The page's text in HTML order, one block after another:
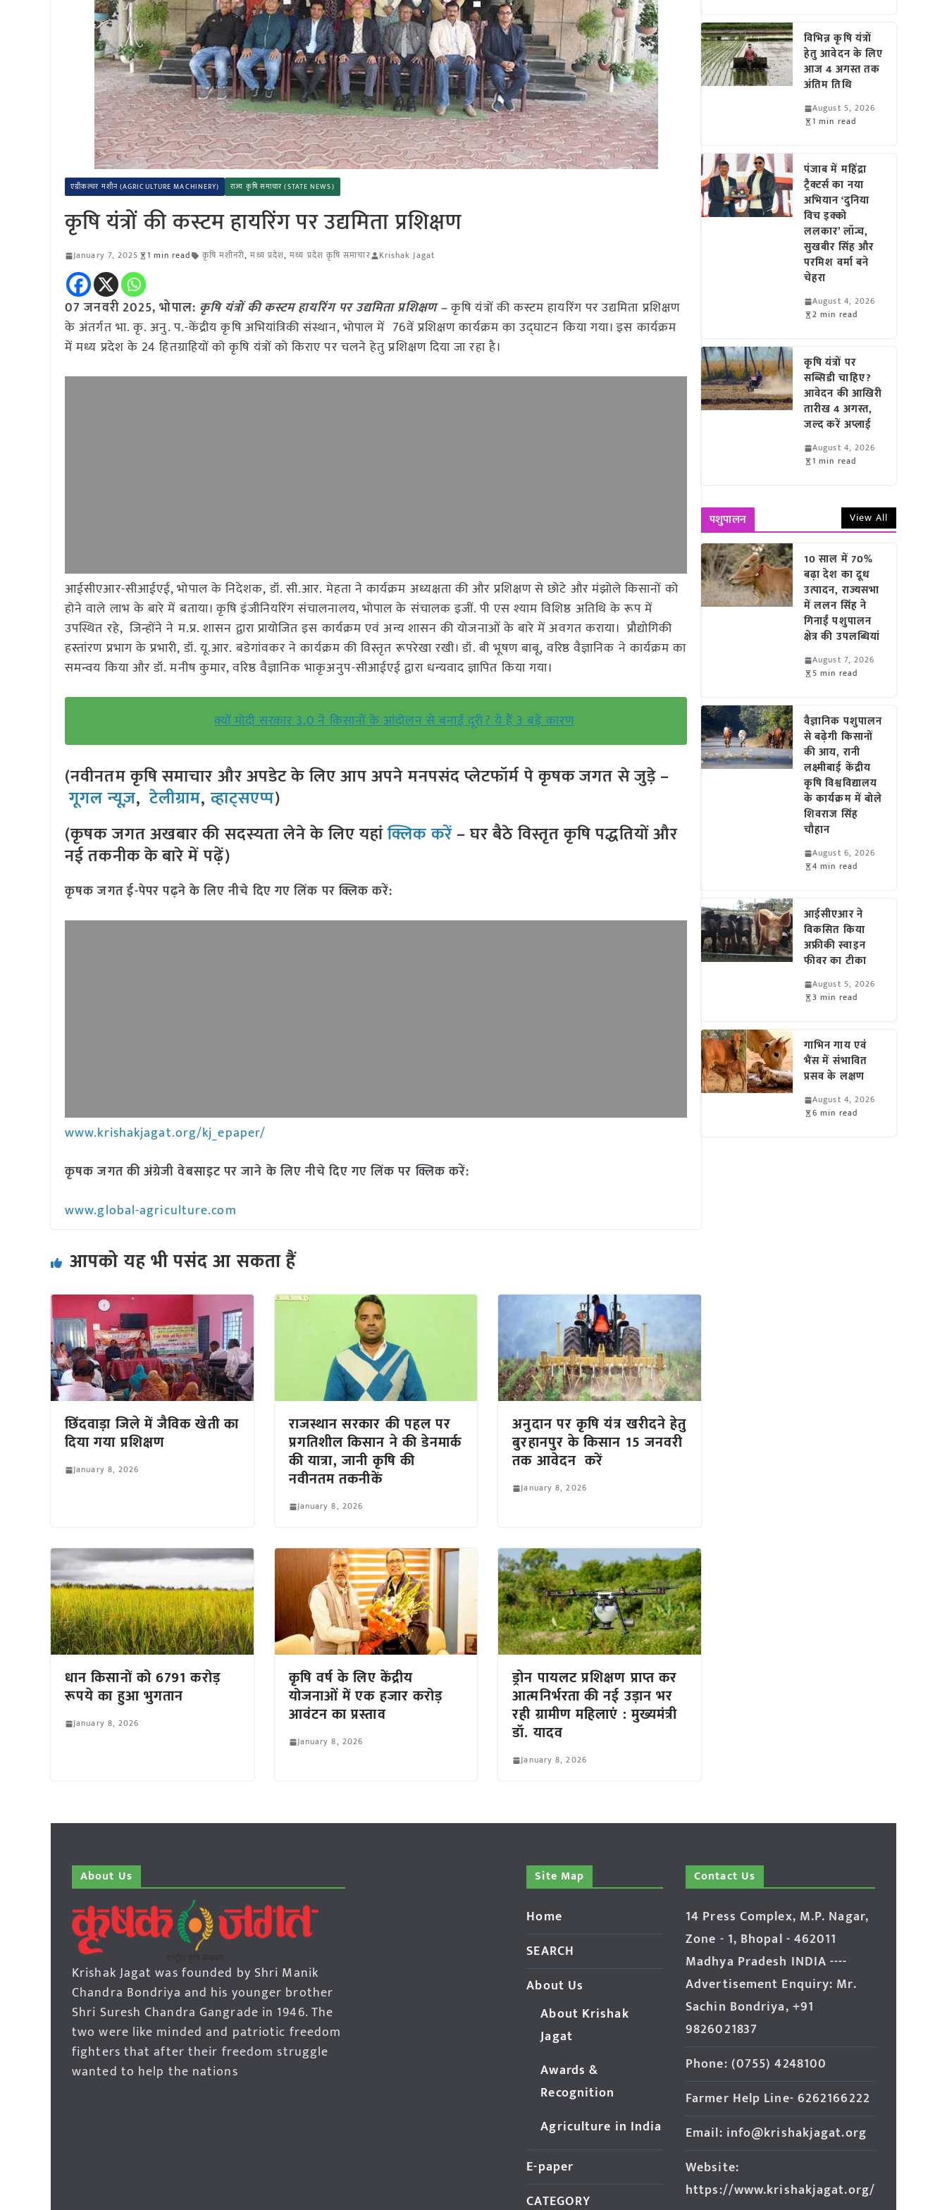
एग्रीकल्चर मशीन (AGRICULTURE MACHINERY) राज्य कृषि समाचार (STATE NEWS)
कृषि यंत्रों की कस्टम हायरिंग पर उद्यमिता प्रशिक्षण
January 7, 2025 1 min read कृषि मशीनरी,मध्य प्रदेश,मध्य प्रदेश कृषि समाचार Krishak Jagat
07 जनवरी 2025, भोपाल: कृषि यंत्रों की कस्टम हायरिंग पर उद्यमिता प्रशिक्षण –कृषि यंत्रों की कस्टम हायरिंग पर उद्यमिता प्रशिक्षण
के अंतर्गत भा. कृ. अनु. प.-केंद्रीय कृषि अभियांत्रिकी संस्थान, भोपाल में 76वें प्रशिक्षण कार्यक्रम का उद्घाटन किया गया। इस कार्यक्रम
में मध्य प्रदेश के 24 हितग्राहियों को कृषि यंत्रों को किराए पर चलने हेतु प्रशिक्षण दिया जा रहा है।
आईसीएआर-सीआईएई, भोपाल के निदेशक, डॉ. सी.आर. मेहता ने कार्यक्रम अध्यक्षता की और प्रशिक्षण से छोटे और मंझोले किसानों को
होने वाले लाभ के बारे में बताया। कृषि इंजीनियरिंग संचालनालय, भोपाल के संचालक इजीं. पी एस श्याम विशिष्ठ अतिथि के रूप में
उपस्थित रहे, जिन्होंने ने म.प्र. शासन द्वारा प्रायोजित इस कार्यक्रम एवं अन्य शासन की योजनाओं के बारे में अवगत कराया। प्रौद्योगिकी
हस्तांरण प्रभाग के प्रभारी, डॉ. यू.आर. बडेगांवकर ने कार्यक्रम की विस्तृत रूपरेखा रखी। डॉ. बी भूषण बाबू, वरिष्ठ वैज्ञानिक ने कार्यक्रम का
समन्वय किया और डॉ. मनीष कुमार, वरिष्ठ वैज्ञानिक भाकृअनुप-सीआईएई द्वारा धन्यवाद ज्ञापित किया गया।
क्यों मोदी सरकार 3.0 ने किसानों के आंदोलन से बनाई दूरी? ये हैं 3 बड़े कारण
(नवीनतम कृषि समाचार और अपडेट के लिए आप अपने मनपसंद प्लेटफॉर्म पे कृषक जगत से जुड़े –
गूगल न्यूज़,टेलीग्राम,व्हाट्सएप्प)
(कृषक जगत अखबार की सदस्यता लेने के लिए यहांक्लिक करें– घर बैठे विस्तृत कृषि पद्धतियों और
नई तकनीक के बारे में पढ़ें)
कृषक जगत ई-पेपर पढ़ने के लिए नीचे दिए गए लिंक पर क्लिक करें:
www.krishakjagat.org/kj_epaper/
कृषक जगत की अंग्रेजी वेबसाइट पर जाने के लिए नीचे दिए गए लिंक पर क्लिक करें:
www.global-agriculture.com
आपको यह भी पसंद आ सकता हैं
छिंदवाड़ा जिले में जैविक खेती का
दिया गया प्रशिक्षण
January 8, 2026
राजस्थान सरकार की पहल पर
प्रगतिशील किसान ने की डेनमार्क
की यात्रा, जानी कृषि की
नवीनतम तकनीकें
January 8, 2026
अनुदान पर कृषि यंत्र खरीदने हेतु
बुरहानपुर के किसान 15 जनवरी
तक आवेदन करें
January 8, 2026
धान किसानों को 6791 करोड़
रूपये का हुआ भुगतान
January 8, 2026
कृषि वर्ष के लिए केंद्रीय
योजनाओं में एक हजार करोड़
आवंटन का प्रस्ताव
January 8, 2026
ड्रोन पायलट प्रशिक्षण प्राप्त कर
आत्मनिर्भरता की नई उड़ान भर
रही ग्रामीण महिलाएं : मुख्यमंत्री
डॉ. यादव
January 8, 2026
विभिन्न कृषि यंत्रों
हेतु आवेदन के लिए
आज 4 अगस्त तक
अंतिम तिथि
August 5, 2026
1 min read
पंजाब में महिंद्रा
ट्रैक्टर्स का नया
अभियान ‘दुनिया
विच इक्को
ललकार’ लॉन्च,
सुखबीर सिंह और
परमिश वर्मा बने
चेहरा
August 4, 2026
2 min read
कृषि यंत्रों पर
सब्सिडी चाहिए?
आवेदन की आखिरी
तारीख 4 अगस्त,
जल्द करें अप्लाई
August 4, 2026
1 min read
पशुपालन View All
10 साल में 70%
बढ़ा देश का दूध
उत्पादन, राज्यसभा
में ललन सिंह ने
गिनाईं पशुपालन
क्षेत्र की उपलब्धियां
August 7, 2026
5 min read
वैज्ञानिक पशुपालन
से बढ़ेगी किसानों
की आय, रानी
लक्ष्मीबाई केंद्रीय
कृषि विश्वविद्यालय
के कार्यक्रम में बोले
शिवराज सिंह
चौहान
August 6, 2026
4 min read
आईसीएआर ने
विकसित किया
अफ्रीकी स्वाइन
फीवर का टीका
August 5, 2026
3 min read
गाभिन गाय एवं
भैंस में संभावित
प्रसव के लक्षण
August 4, 2026
6 min read
About Us
Krishak Jagat was founded by Shri Manik
Chandra Bondriya and his younger brother
Shri Suresh Chandra Gangrade in 1946. The
two were like minded and patriotic freedom
fighters that after their freedom struggle
wanted to help the nations
Site Map
Home
SEARCH
About Us
About Krishak
Jagat
Awards &
Recognition
Agriculture in India
E-paper
CATEGORY
Contact Us
14 Press Complex, M.P. Nagar,
Zone - 1, Bhopal - 462011
Madhya Pradesh INDIA ----
Advertisement Enquiry: Mr.
Sachin Bondriya, +91
9826021837
Phone: (0755) 4248100
Farmer Help Line- 6262166222
Email: info@krishakjagat.org
Website:
https://www.krishakjagat.org/